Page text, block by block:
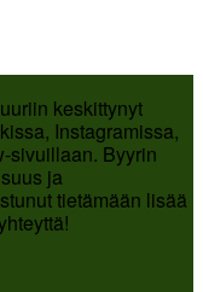
keskittynyt
Instagramissa,
sivuillaan. Byyrin
ja
tietämään lisää